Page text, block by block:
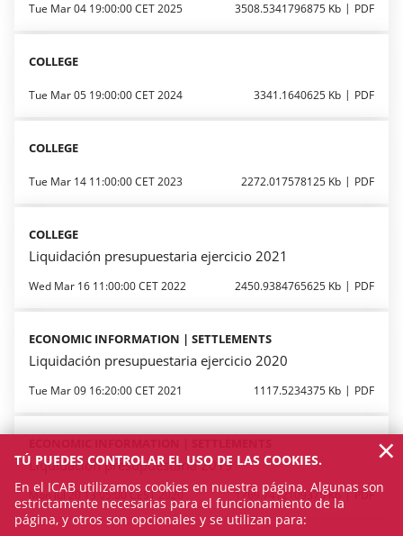
Tue Mar 04 19:00:00 CET 2025 3508.5341796875 Kb PDF
COLLEGE
Tue Mar 05 19:00:00 CET 2024 3341.1640625 Kb PDF
COLLEGE
Tue Mar 14 11:00:00 CET 2023 2272.017578125 Kb PDF
COLLEGE
Liquidación presupuestaria ejercicio 2021
Wed Mar 16 11:00:00 CET 2022 2450.9384765625 Kb PDF
ECONOMIC INFORMATION | SETTLEMENTS
Liquidación presupuestaria ejercicio 2020
Tue Mar 09 16:20:00 CET 2021 1117.5234375 Kb PDF
Liquidación presupuestaria 2019
Mon Jul 20 13:05:00 CEST 2020 1769.7412109375 Kb PDF
TÚ PUEDES CONTROLAR EL USO DE LAS COOKIES.
En el ICAB utilizamos cookies en nuestra página. Algunas son
estrictamente necesarias para el funcionamiento de la
página, y otros son opcionales y se utilizan para:
×